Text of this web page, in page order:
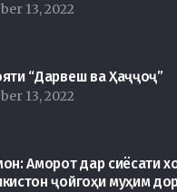
13, 2022
“Дарвеш ва Ҳаҷҷоҷ”
13, 2022
Аморот дар сиёсати
ҷойгоҳи муҳим